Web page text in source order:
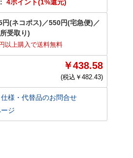
4ポイント(1%還元)
円(ネコポス) ／550円(宅急便) ／
受取り)
以上購入で送料無料
￥438.58
(税込￥ 482.43)
様・代替品のお問合せ
ジ